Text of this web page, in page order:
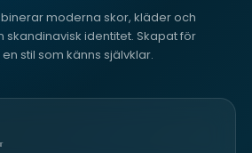
moderna skor, kläder och
identitet. Skapat för
stil som känns självklar.